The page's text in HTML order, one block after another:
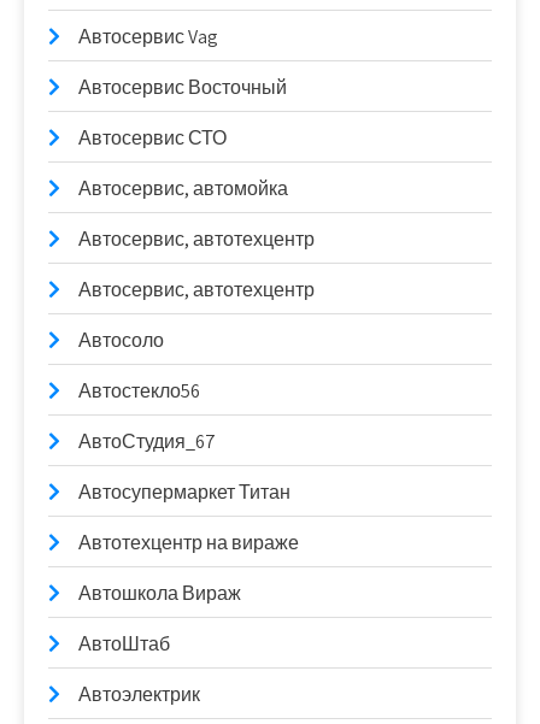
Автосервис Vag
Автосервис Восточный
Автосервис СТО
Автосервис, автомойка
Автосервис, автотехцентр
Автосервис, автотехцентр
Автосоло
Автостекло56
АвтоСтудия_67
Автосупермаркет Титан
Автотехцентр на вираже
Автошкола Вираж
АвтоШтаб
Автоэлектрик